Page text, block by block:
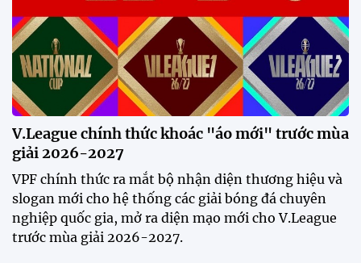
sao nhập tịch tuyển Việt Nam
20:19 29/07/2026
Đội tuyển Việt Nam chạm trán
Thái Lan tại Division 1 FIFA
ASEAN Cup 2026
Dàn sao U23 Việt Nam hội quân
trong mưa, sẵn sàng cho chiến